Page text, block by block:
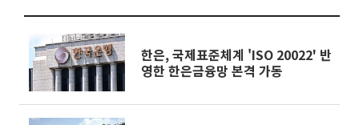
한은, 국제표준체계 'ISO 20022' 반
영한 한은금융망 본격 가동